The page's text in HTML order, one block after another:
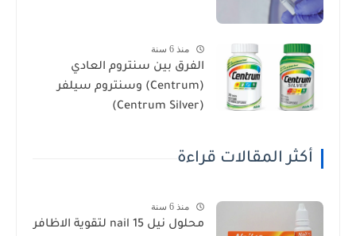
منذ 6 سنة
الفرق بين سنتروم العادي
(Centrum) وسنتروم سيلفر
(Centrum Silver)
أكثر المقالات قراءة
منذ 6 سنة
محلول نيل nail 15 لتقوية الاظافر